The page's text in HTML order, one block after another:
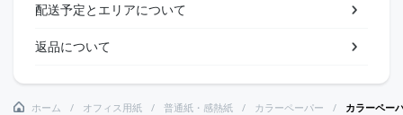
配送予定とエリアについて
返品について
ホーム オフィス用紙 普通紙・感熱紙 カラーペーパー カラーペ